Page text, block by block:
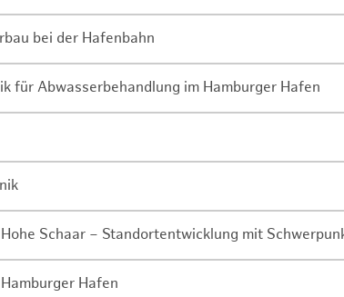
bei der Hafenbahn
für Abwasserbehandlung im Hamburger Hafen
Schaar – Standortentwicklung mit
Hafen